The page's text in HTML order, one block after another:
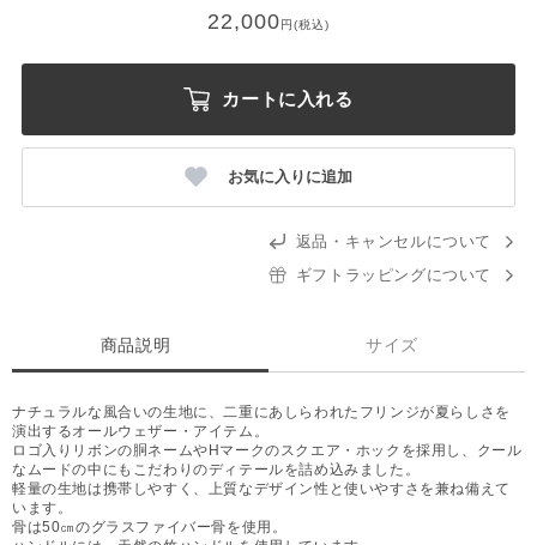
22,000円(税込)
カートに入れる
お気に入りに追加
返品・キャンセルについて
ギフトラッピングについて
商品説明 サイズ
ナチュラルな風合いの生地に、二重にあしらわれたフリンジが夏らしさを
演出するオールウェザー・アイテム。
ロゴ入りリボンの胴ネームやHマークのスクエア・ホックを採用し、クール
なムードの中にもこだわりのディテールを詰め込みました。
軽量の生地は携帯しやすく、上質なデザイン性と使いやすさを兼ね備えて
います。
骨は50㎝のグラスファイバー骨を使用。